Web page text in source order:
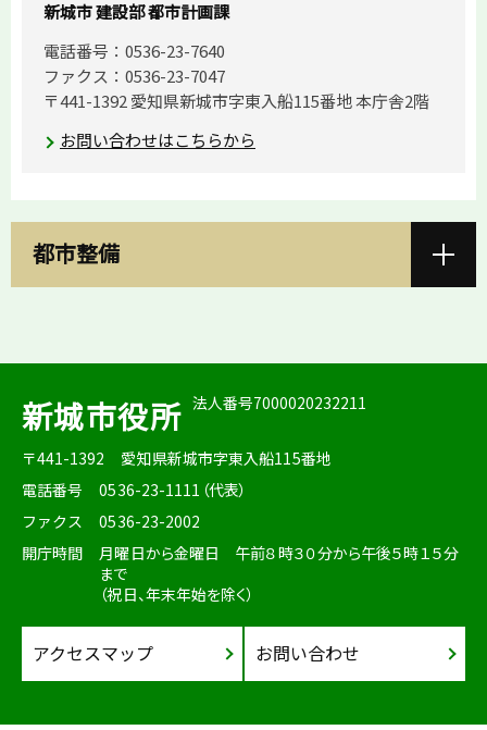
新城市 建設部 都市計画課
電話番号：0536-23-7640
ファクス：0536-23-7047
〒441-1392 愛知県新城市字東入船115番地 本庁舎2階
お問い合わせはこちらから
都市整備
新城市役所 法人番号7000020232211
〒441-1392
愛知県新城市字東入船115番地
電話番号
0536-23-1111（代表）
ファクス
0536-23-2002
開庁時間
月曜日から金曜日 午前８時３０分から午後５時１５分
まで
（祝日、年末年始を除く）
アクセスマップ お問い合わせ